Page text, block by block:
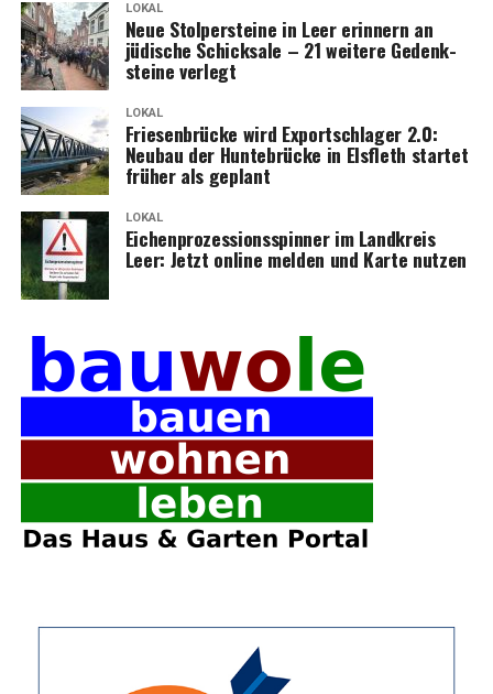
LOKAL
Neue Stol­per­stei­ne in Leer erin­nern an
jüdi­sche Schick­sa­le – 21 wei­te­re Gedenk­
stei­ne verlegt
LOKAL
Frie­sen­brü­cke wird Export­schla­ger 2.0:
Neu­bau der Hun­te­brü­cke in Els­fleth star­tet
frü­her als geplant
LOKAL
Eichen­pro­zes­si­ons­spin­ner im Land­kreis
Leer: Jetzt online mel­den und Kar­te nutzen